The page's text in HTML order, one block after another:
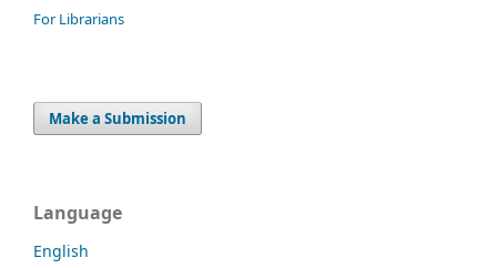
For Librarians
Make a Submission
Language
English